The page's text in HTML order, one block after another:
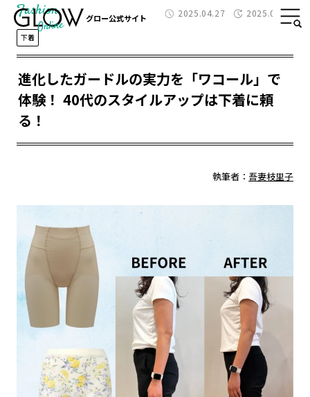
グロー公式サイト 2025.04.27 2025.04.28
Fashion
下着
進化したガードルの実力を「ワコール」で
体験！ 40代のスタイルアップは下着に頼
る！
執筆者： 吾妻枝里子